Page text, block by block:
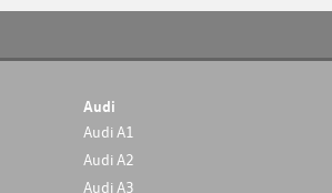
Audi
Audi A1
Audi A2
Audi A3